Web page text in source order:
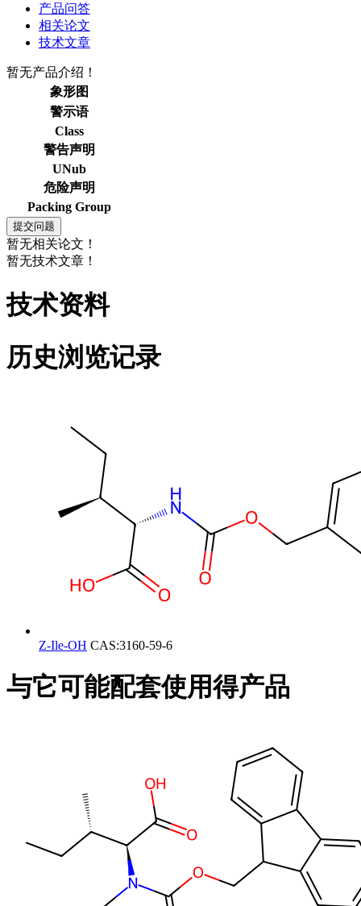
产品问答
相关论文
技术文章
暂无产品介绍！
象形图
警示语
Class
警告声明
UNub
危险声明
Packing Group
暂无相关论文！
暂无技术文章！
技术资料
历史浏览记录
Z-Ile-OH CAS:3160-59-6
与它可能配套使用得产品